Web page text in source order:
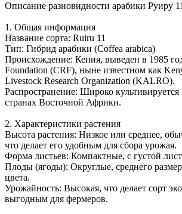
Описание разновидности арабики Руиру
1. Общая информация
Название сорта: Ruiru 11
Тип: Гибрид арабики (Coffea arabica)
Происхождение: Кения, выведен в 1985
Foundation (CRF), ныне известном как
Livestock Research Organization (KALRO).
Распространение: Широко
странах Восточной Африки.
2. Характеристики растения
Высота растения: Низкое или среднее,
что делает его удобным для сбора урожая.
Форма листьев: Компактные, с густой
Плоды (ягоды): Округлые, среднего
цвета.
Урожайность: Высокая, что делает сорт
выгодным для фермеров.